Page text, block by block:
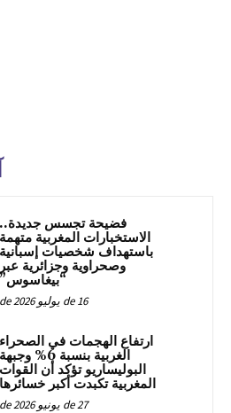
فضيحة تجسس جديدة..
الاستخبارات المغربية متهمة
باستهداف شخصيات إسبانية
وصحراوية وجزائرية عبر
“بيغاسوس”
16 de يوليو de 2026
ارتفاع الهجمات في الصحراء
الغربية بنسبة 6% وجبهة
البوليساريو تؤكد أن القوات
المغربية تكبدت أكبر خسائرها
27 de يونيو de 2026